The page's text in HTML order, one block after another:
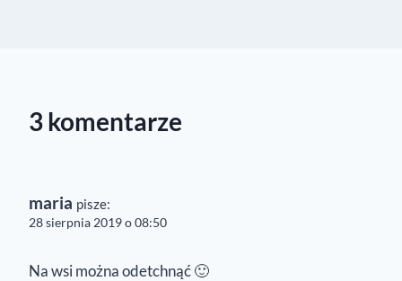
3 komentarze
maria pisze:
28 sierpnia 2019 o 08:50
Na wsi można odetchnąć 🙂